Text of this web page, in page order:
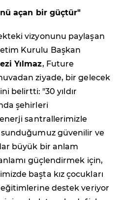
açan bir güçtür"
vizyonunu paylaşan
Kurulu Başkan
Yılmaz, Future
ziyade, bir gelecek
belirtti: "30 yıldır
şehirleri
santrallerimizle
güvenilir ve
büyük bir anlam
güçlendirmek için,
başta kız çocukları
destek veriyor